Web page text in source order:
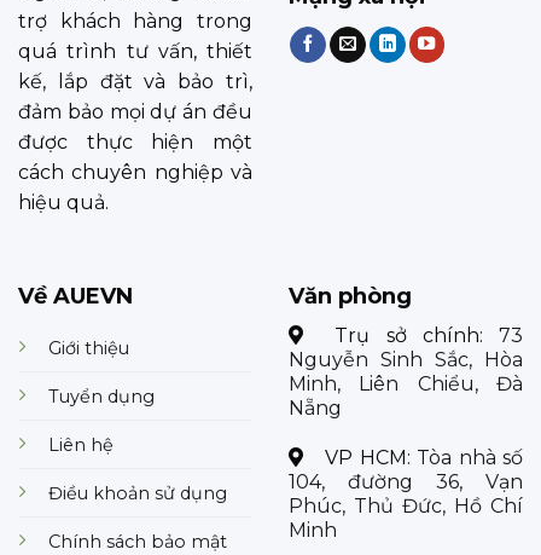
trợ khách hàng trong
quá trình tư vấn, thiết
kế, lắp đặt và bảo trì,
đảm bảo mọi dự án đều
được thực hiện một
cách chuyên nghiệp và
hiệu quả.
Về AUEVN
Giới thiệu
Tuyển dụng
Liên hệ
Điều khoản sử dụng
Chính sách bảo mật
Văn phòng
Trụ sở chính: 73
Nguyễn Sinh Sắc, Hòa
Minh, Liên Chiểu, Đà
Nẵng
VP HCM: Tòa nhà số
104, đường 36, Vạn
Phúc, Thủ Đức, Hồ Chí
Minh